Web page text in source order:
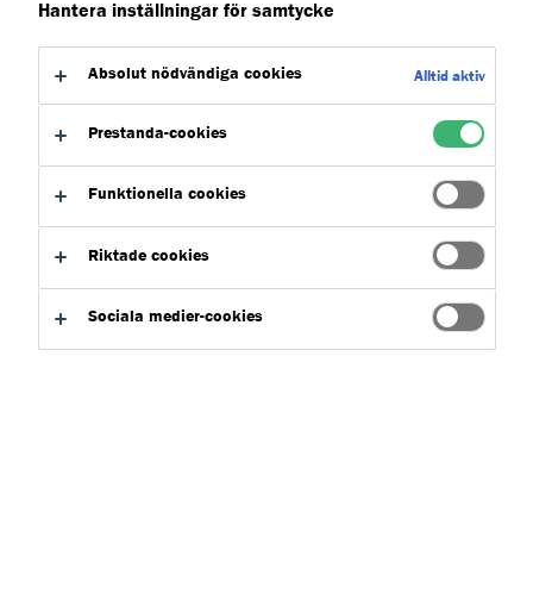
Utforska Nuduras produktportfölj och hitta den perfekta
Nudura-lösningen för ditt projekt. Ta del av teknisk
information och ladda enkelt ned det du behöver. Kontakta
oss gärna för hjälp att välja rätt produktmix för ditt projekt.
Hantera inställningar för samtycke
Absolut nödvändiga cookies Alltid aktiv
Prestanda-cookies
Funktionella cookies
Riktade cookies
Sociala medier-cookies